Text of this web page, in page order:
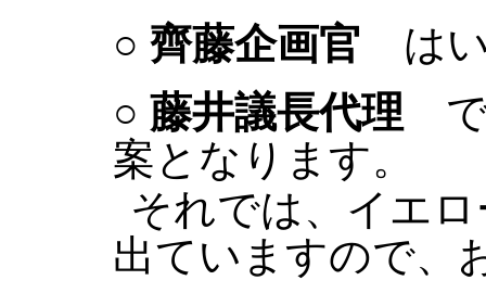
○齊藤企画官 は
○藤井議長代理 で
案となります。
それでは、イエ
出ていますので、